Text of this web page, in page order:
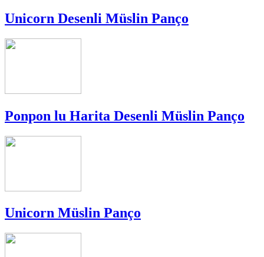
Unicorn Desenli Müslin Panço
Ponpon lu Harita Desenli Müslin Panço
Unicorn Müslin Panço